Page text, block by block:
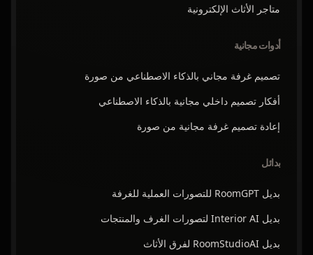
متاجر الأثاث الإلكترونية
أدوات مجانية
تصميم غرفة مجاني بالذكاء الاصطناعي من صورة
أفكار تصميم داخلي مجانية بالذكاء الاصطناعي
إعادة تصميم غرفة مجانية من صورة
بدائل
بديل RoomGPT للتصورات العملية للغرفة
بديل Interior AI لتصورات الغرف والمنتجات
بديل RoomStudioAI لفرق الأثاث